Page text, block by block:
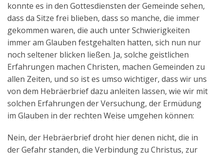
konnte es in den Gottesdiensten der Gemeinde sehen,
dass da Sitze frei blieben, dass so manche, die immer
gekommen waren, die auch unter Schwierigkeiten
immer am Glauben festgehalten hatten, sich nun nur
noch seltener blicken ließen. Ja, solche geistlichen
Erfahrungen machen Christen, machen Gemeinden zu
allen Zeiten, und so ist es umso wichtiger, dass wir uns
von dem Hebräerbrief dazu anleiten lassen, wie wir mit
solchen Erfahrungen der Versuchung, der Ermüdung
im Glauben in der rechten Weise umgehen können:
Nein, der Hebräerbrief droht hier denen nicht, die in
der Gefahr standen, die Verbindung zu Christus, zur